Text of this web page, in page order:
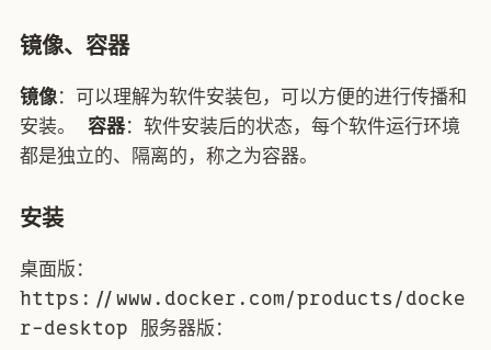
镜像、容器
镜像：可以理解为软件安装包，可以方便的进行传播和
安装。 容器：软件安装后的状态，每个软件运行环境
都是独立的、隔离的，称之为容器。
安装
桌面版：
https://www.docker.com/products/docke
r-desktop 服务器版：